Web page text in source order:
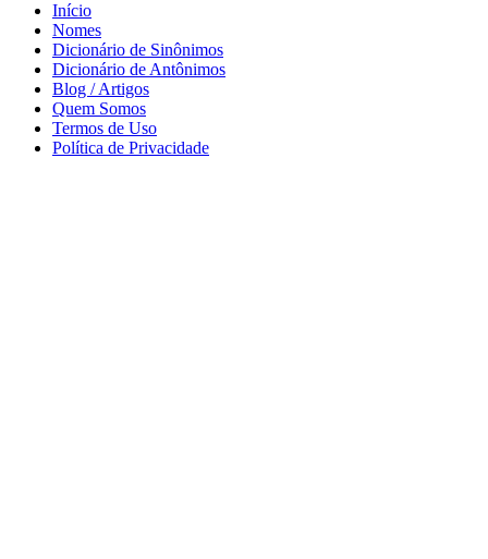
Início
Nomes
Dicionário de Sinônimos
Dicionário de Antônimos
Blog / Artigos
Quem Somos
Termos de Uso
Política de Privacidade